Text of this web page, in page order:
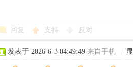
回复 支持 反对
发表于 2026-6-3 04:49:49 来自手机